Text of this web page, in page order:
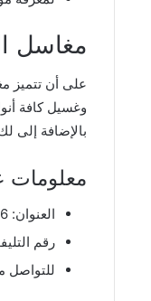
مغاسل
على أن تتميز
وغسيل كافة
بالإضافة إلى
معلومات
العنوان:
رقم التليفون:
للتواصل